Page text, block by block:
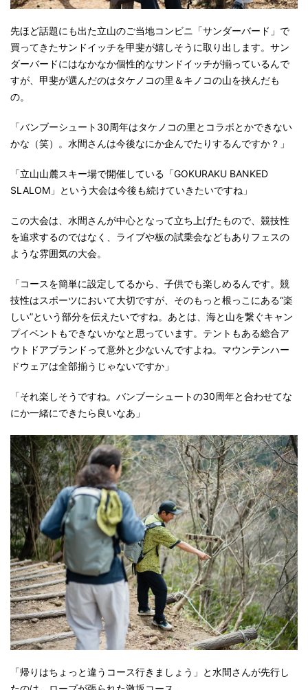
先ほど話題にも出た立山のご当地コンビニ「サンダーバード」で
買ってきたサンドイッチを甲斐が嬉しそうに取り出します。サン
ダーバードにはなかなか個性的なサンドイッチが揃っているんで
すが、甲斐が選んだのはタケノコの里＆キノコの山を挟んだも
の。
「バンブーシュート30周年はタケノコの里とコラボとかできない
かな（笑）。水間さんは今後なにか企んでたりするんですか？」
「立山山麓スキー場で開催している「GOKURAKU BANKED
SLALOM」という大会は今後も続けていきたいですね」
この大会は、水間さんが中心となって立ち上げたもので、競技性
を追求するのではなく、ライブや板の試乗会などもありフェスの
ような雰囲気の大会。
「コースを簡単に設定してるから、子供でも楽しめるんです。競
技性はスポーツにおいて大切ですが、そのもっと根っこにある“楽
しい”という部分を伝えたいですね。あとは、海と山を繋ぐキャン
プイベントもできないかなと思っています。テントもある総合ア
ウトドアブランドって意外と少ないんですよね。マウンテンハー
ドウェアは全部揃うじゃないですか」
「それ楽しそうですね。バンブーシュートの30周年と合わせてな
にか一緒にできたら良いなあ」
「帰りはちょっと違うコース行きましょう」と水間さんが先行し